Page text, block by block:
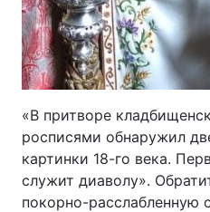
«В притворе
росписями обнаружил
картинки 18-го века.
служит диаволу».
покорно-расслабленную